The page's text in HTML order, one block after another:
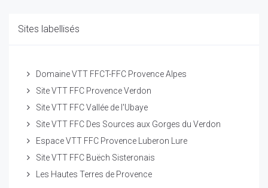
Sites labellisés
Domaine VTT FFCT-FFC Provence Alpes
Site VTT FFC Provence Verdon
Site VTT FFC Vallée de l'Ubaye
Site VTT FFC Des Sources aux Gorges du Verdon
Espace VTT FFC Provence Luberon Lure
Site VTT FFC Buëch Sisteronais
Les Hautes Terres de Provence